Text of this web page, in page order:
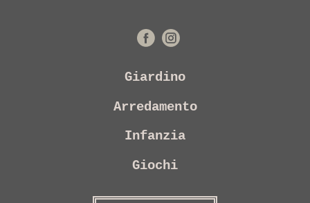
Giardino
Arredamento
Infanzia
Giochi